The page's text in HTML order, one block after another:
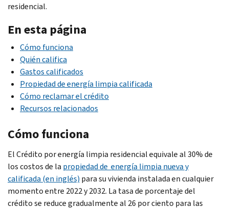
residencial.
En esta página
Cómo funciona
Quién califica
Gastos calificados
Propiedad de energía limpia calificada
Cómo reclamar el crédito
Recursos relacionados
Cómo funciona
El Crédito por energía limpia residencial equivale al 30% de
los costos de la propiedad de energía limpia nueva y
calificada (en inglés) para su vivienda instalada en cualquier
momento entre 2022 y 2032. La tasa de porcentaje del
crédito se reduce gradualmente al 26 por ciento para las